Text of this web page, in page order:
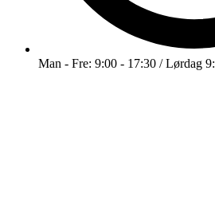
Man - Fre: 9:00 - 17:30 / Lørdag